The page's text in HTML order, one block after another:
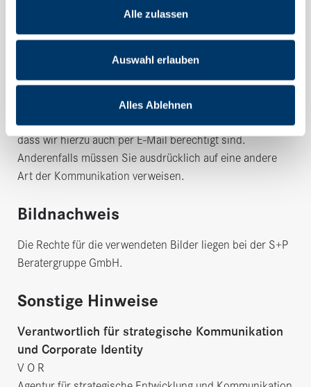
Alle zulassen
Auswahl erlauben
Alles Ablehnen
nicht ersetzen. Sollte trotz der von uns verwendeten
Virus-Schutz-Programme durch die Zusendung von E-
Mails ein Virus in Ihre Systeme gelangen, haften wir nicht
Haftungsausschluss gilt nur, soweit gesetzlich zulässig.
Bei der Beantwortung Ihrer E-Mails gehen wir davon aus,
dass wir hierzu auch per E-Mail berechtigt sind.
Anderenfalls müssen Sie ausdrücklich auf eine andere
Art der Kommunikation verweisen.
Bildnachweis
Die Rechte für die verwendeten Bilder liegen bei der S+P
Beratergruppe GmbH.
Sonstige Hinweise
Verantwortlich für strategische Kommunikation
und Corporate Identity
V O R